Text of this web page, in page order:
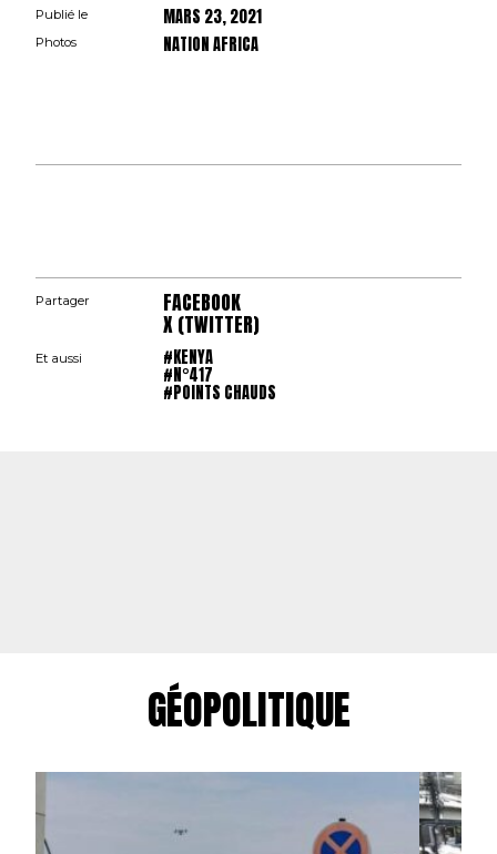
Publié le MARS 23, 2021
Photos NATION AFRICA
Partager FACEBOOK
X (TWITTER)
Et aussi #KENYA
#N°417
#POINTS CHAUDS
GÉOPOLITIQUE